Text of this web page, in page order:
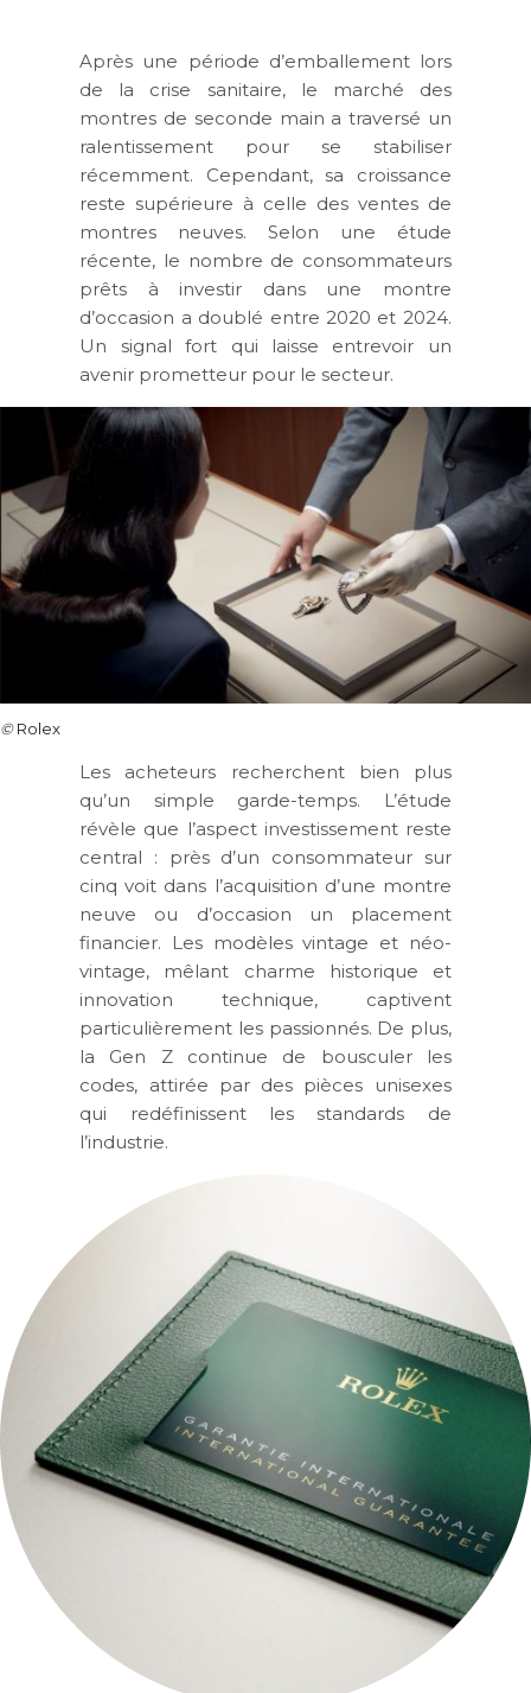
Après une période d’emballement lors
de la crise sanitaire, le marché des
montres de seconde main a traversé un
ralentissement pour se stabiliser
récemment. Cependant, sa croissance
reste supérieure à celle des ventes de
montres neuves. Selon une étude
récente, le nombre de consommateurs
prêts à investir dans une montre
d’occasion a doublé entre 2020 et 2024.
Un signal fort qui laisse entrevoir un
avenir prometteur pour le secteur.
©Rolex
Les acheteurs recherchent bien plus
qu’un simple garde-temps. L’étude
révèle que l’aspect investissement reste
central : près d’un consommateur sur
cinq voit dans l’acquisition d’une montre
neuve ou d’occasion un placement
financier. Les modèles vintage et néo-
vintage, mêlant charme historique et
innovation technique, captivent
particulièrement les passionnés. De plus,
la Gen Z continue de bousculer les
codes, attirée par des pièces unisexes
qui redéfinissent les standards de
l’industrie.